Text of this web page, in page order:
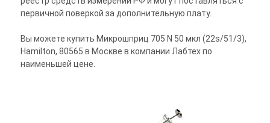
первичной поверкой за дополнительную плату.
Вы можете купить Микрошприц 705 N 50 мкл (22s/51/3),
Hamilton, 80565 в Москве в компании Лабтех по
наименьшей цене.